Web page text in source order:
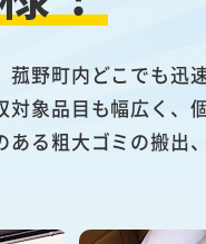
菰野町内どこでも迅
象品目も幅広く、
ある粗大ゴミの搬出